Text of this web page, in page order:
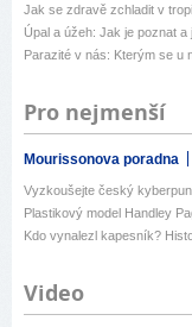
Jak se zdravě zchladit v
Úpal a úžeh: Jak je poznat
Parazité v nás: Kterým se u
Pro nejmenší
Mourissonova poradna
Vyzkoušejte český
Plastikový model Handley
Kdo vynalezl kapesník?
Video